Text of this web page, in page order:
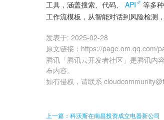
工具，涵盖搜索、代码、
API
等多
工作流模板，从智能对话到风险检测
发表于: 2025-02-28
原文链接 ： https://page.om.qq.com/
腾讯「腾讯云开发者社区」是腾讯内
布内容。
如有侵权，请联系
上一篇：科沃斯在南昌投资成立电器新公司